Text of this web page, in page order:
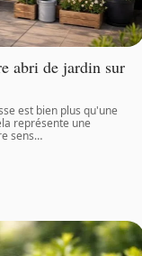
abri de jardin sur
est bien plus qu'une
représente une
sens…